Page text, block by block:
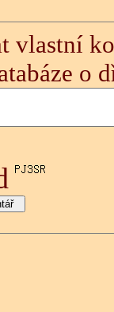
vlastní
o